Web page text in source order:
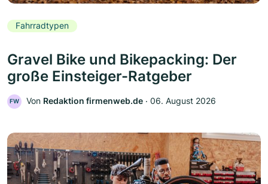
Fahrradtypen
Gravel Bike und Bikepacking: Der
große Einsteiger-Ratgeber
FW Von Redaktion firmenweb.de ‧ 06. August 2026